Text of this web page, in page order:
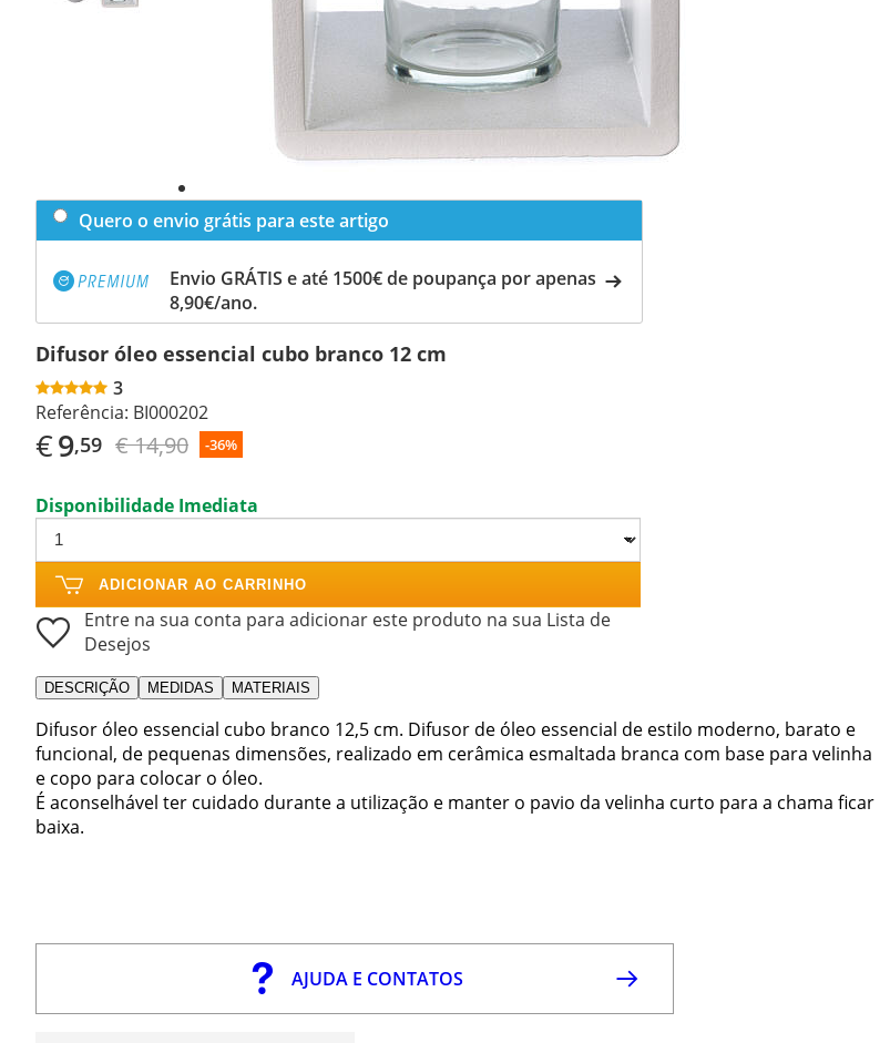
Quero o envio grátis para este artigo
Envio GRÁTIS e até 1500€ de poupança por apenas
8,90€/ano.
Difusor óleo essencial cubo branco 12 cm
3
Referência: BI000202
€9,59 € 14,90 -36%
Disponibilidade Imediata
ADICIONAR AO CARRINHO
Entre na sua conta para adicionar este produto na sua Lista de
Desejos
DESCRIÇÃO MEDIDAS MATERIAIS
Difusor óleo essencial cubo branco 12,5 cm. Difusor de óleo essencial de estilo moderno, barato e
funcional, de pequenas dimensões, realizado em cerâmica esmaltada branca com base para velinha
e copo para colocar o óleo.
É aconselhável ter cuidado durante a utilização e manter o pavio da velinha curto para a chama ficar
baixa.
AJUDA E CONTATOS